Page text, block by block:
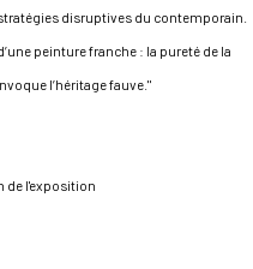
disruptives du contemporain.
peinture franche : la pureté de la
l’héritage fauve."
de l'exposition